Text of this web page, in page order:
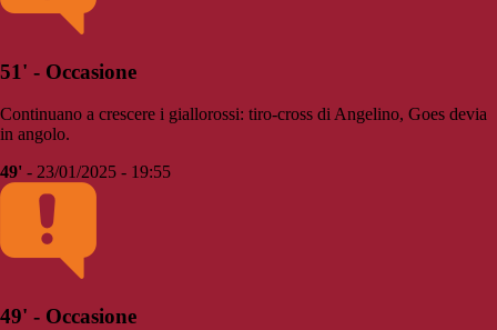
51' - Occasione
Continuano a crescere i giallorossi: tiro-cross di Angelino, Goes devia
in angolo.
49' - 23/01/2025 - 19:55
49' - Occasione